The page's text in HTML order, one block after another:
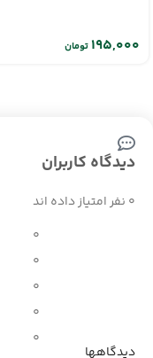
تومان
دیدگاه کاربران
0 نفر امتیاز داده اند
0
0
0
0
0
دیدگاهها